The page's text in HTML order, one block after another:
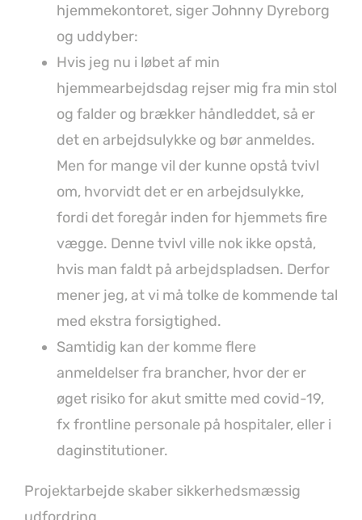
hjemmekontoret, siger Johnny Dyreborg
og uddyber:
Hvis jeg nu i løbet af min
hjemmearbejdsdag rejser mig fra min stol
og falder og brækker håndleddet, så er
det en arbejdsulykke og bør anmeldes.
Men for mange vil der kunne opstå tvivl
om, hvorvidt det er en arbejdsulykke,
fordi det foregår inden for hjemmets fire
vægge. Denne tvivl ville nok ikke opstå,
hvis man faldt på arbejdspladsen. Derfor
mener jeg, at vi må tolke de kommende tal
med ekstra forsigtighed.
Samtidig kan der komme flere
anmeldelser fra brancher, hvor der er
øget risiko for akut smitte med covid-19,
fx frontline personale på hospitaler, eller i
daginstitutioner.
Projektarbejde skaber sikkerhedsmæssig